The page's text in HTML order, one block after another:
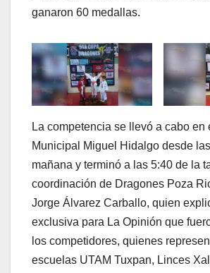
ganaron 60 medallas.
La competencia se llevó a cabo en
Municipal Miguel Hidalgo desde
mañana y terminó a las 5:40 de la
coordinación de Dragones Poza
Jorge Álvarez Carballo, quien
exclusiva para La Opinión que
los competidores, quienes
escuelas UTAM Tuxpan, Linces